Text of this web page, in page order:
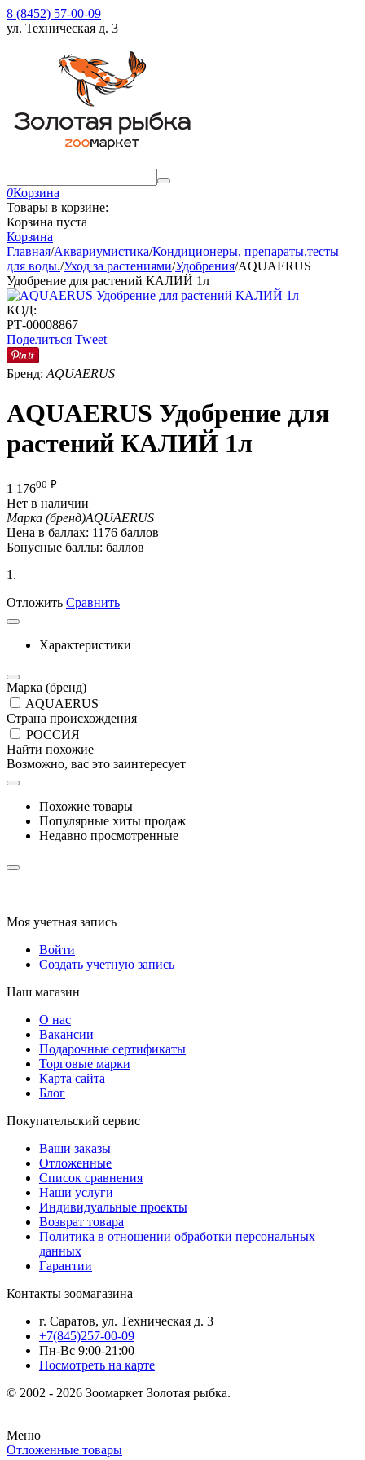
8 (8452) 57-00-09
ул. Техническая д. 3
0Корзина
Товары в корзине:
Корзина пуста
Корзина
Главная/Аквариумистика/Кондиционеры, препараты,тесты
для воды./Уход за растениями/Удобрения/AQUAERUS
Удобрение для растений КАЛИЙ 1л
КОД:
РТ-00008867
Поделиться Tweet
Бренд: AQUAERUS
AQUAERUS Удобрение для
растений КАЛИЙ 1л
1 17600 ₽
Нет в наличии
Марка (бренд)AQUAERUS
Цена в баллах: 1176 баллов
Бонусные баллы: баллов
1.
Отложить Сравнить
Характеристики
Марка (бренд)
AQUAERUS
Страна происхождения
РОССИЯ
Найти похожие
Возможно, вас это заинтересует
Похожие товары
Популярные хиты продаж
Недавно просмотренные
Моя учетная запись
Войти
Создать учетную запись
Наш магазин
О нас
Вакансии
Подарочные сертификаты
Торговые марки
Карта сайта
Блог
Покупательский сервис
Ваши заказы
Отложенные
Список сравнения
Наши услуги
Индивидуальные проекты
Возврат товара
Политика в отношении обработки персональных
данных
Гарантии
Контакты зоомагазина
г. Саратов, ул. Техническая д. 3
+7(845)257-00-09
Пн-Вс 9:00-21:00
Посмотреть на карте
© 2002 - 2026 Зоомаркет Золотая рыбка.
Меню
Отложенные товары